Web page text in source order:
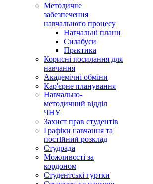
Методичне
забезпечення
навчального процесу
Навчальні плани
Силабуси
Практика
Корисні посилання для
навчання
Академічні обміни
Кар'єрне планування
Навчально-
методичний відділ
ЧНУ
Захист прав студентів
Графіки навчання та
постійний розклад
Студрада
Можливості за
кордоном
Студентські гуртки